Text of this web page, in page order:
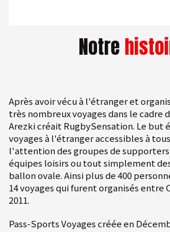
Notre
Après avoir vécu à l'étranger et
très nombreux voyages dans le cadre
Arezki créait RugbySensation. Le but
voyages à l'étranger accessibles à
l'attention des groupes de
équipes loisirs ou tout simplement
ballon ovale. Ainsi plus de 400
14 voyages qui furent organisés entre
2011.
Pass-Sports Voyages créée en